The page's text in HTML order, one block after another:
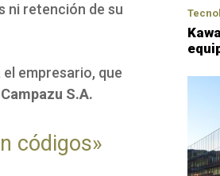
ni retención de su
empresario, que
Campazu S.A.
códigos»